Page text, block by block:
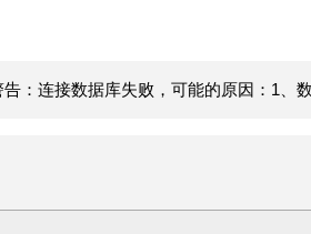
：连接数据库失败，可能的原因：1、